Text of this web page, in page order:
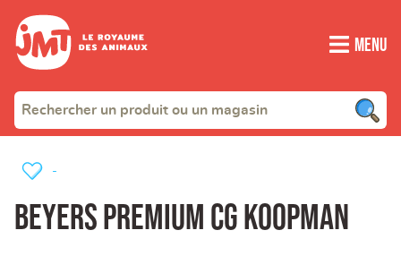
Menu
beyers premium cg koopman
-